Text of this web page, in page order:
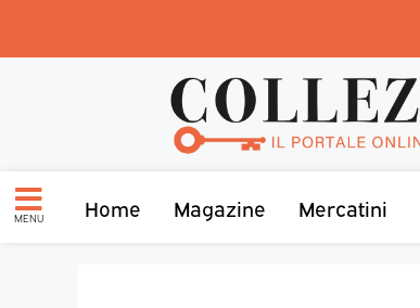
MENU Home Magazine Mercatini